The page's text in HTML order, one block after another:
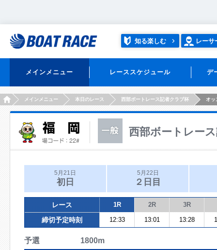
知る楽しむ レーサ
メインメニュー レーススケジュール デ
HOMEメインメニュー 本日のレース 西部ボートレース記者クラブ杯 オッ
西部ボートレー
5月21日
初日
5月22日
２日目
レース 1R 2R 3R
締切予定時刻 12:33 13:01 13:28
予選 1800m